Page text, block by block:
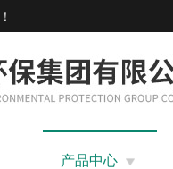
！
产品中心